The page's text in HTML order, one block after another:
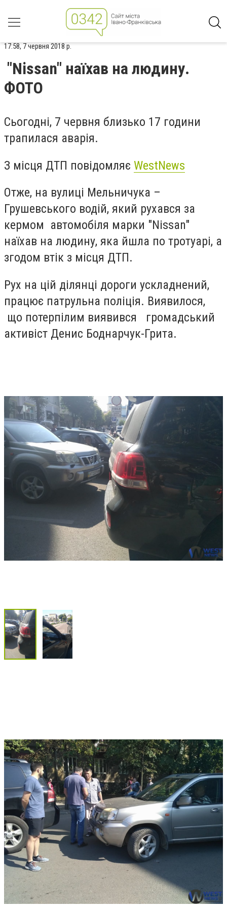
17:58, 7 червня 2018 р.
"Nissan" наїхав на людину.
ФОТО
Сьогодні, 7 червня близько 17 години
трапилася аварія.
З місця ДТП повідомляє WestNews
Отже, на вулиці Мельничука –
Грушевського водій, який рухався за
кермом автомобіля марки "Nissan"
наїхав на людину, яка йшла по тротуарі, а
згодом втік з місця ДТП.
Рух на цій ділянці дороги ускладнений,
працює патрульна поліція. Виявилося,
що потерпілим виявився громадський
активіст Денис Боднарчук-Грита.